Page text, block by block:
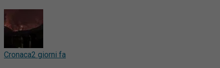
Cronaca2 giorni fa